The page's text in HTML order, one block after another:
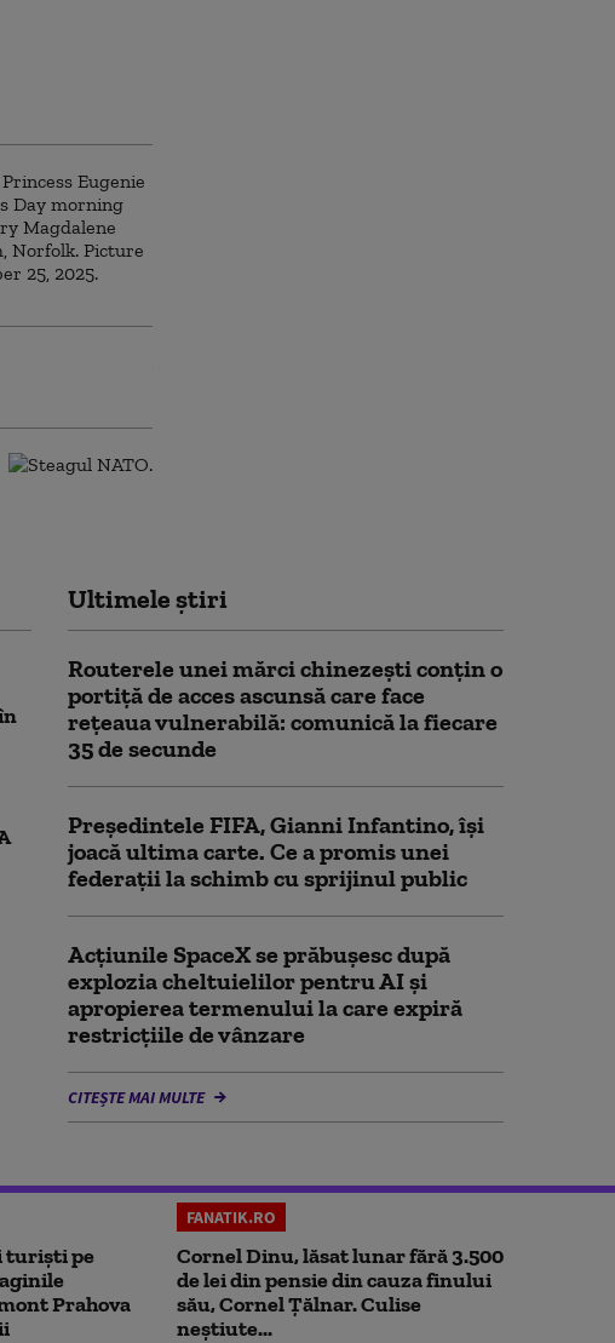
Ultimele știri
Routerele unei mărci chinezești conțin o
portiță de acces ascunsă care face
rețeaua vulnerabilă: comunică la fiecare
35 de secunde
Președintele FIFA, Gianni Infantino, îşi
joacă ultima carte. Ce a promis unei
federații la schimb cu sprijinul public
Acţiunile SpaceX se prăbuşesc după
explozia cheltuielilor pentru AI şi
apropierea termenului la care expiră
restricţiile de vânzare
CITEȘTE MAI MULTE
turiști pe
Prahova
FANATIK.RO
Cornel Dinu, lăsat lunar fără 3.500
de lei din pensie din cauza finului
său, Cornel Țălnar. Culise
neștiute...